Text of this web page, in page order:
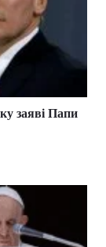
заяві Папи